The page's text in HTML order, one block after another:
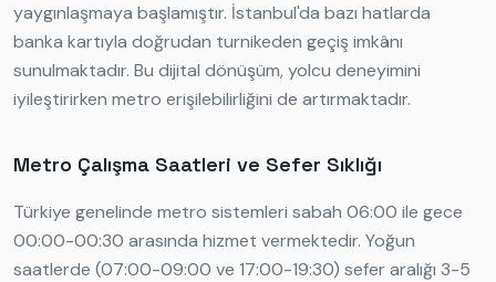
yaygınlaşmaya başlamıştır. İstanbul'da bazı hatlarda
banka kartıyla doğrudan turnikeden geçiş imkânı
sunulmaktadır. Bu dijital dönüşüm, yolcu deneyimini
iyileştirirken metro erişilebilirliğini de artırmaktadır.
Metro Çalışma Saatleri ve Sefer Sıklığı
Türkiye genelinde metro sistemleri sabah 06:00 ile gece
00:00-00:30 arasında hizmet vermektedir. Yoğun
saatlerde (07:00-09:00 ve 17:00-19:30) sefer aralığı 3-5